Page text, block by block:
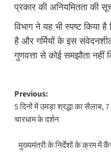
प्रकार की अनियमितता की
विभाग ने यह भी स्पष्ट किया
है और गर्मियों के इस
गुणवत्ता से कोई समझौता नहीं
Post
navigation
Previous:
5 दिनों में उमड़ा श्रद्धा का
चारधाम के दर्शन
मुख्यमंत्री के निर्देशों के क्रम में